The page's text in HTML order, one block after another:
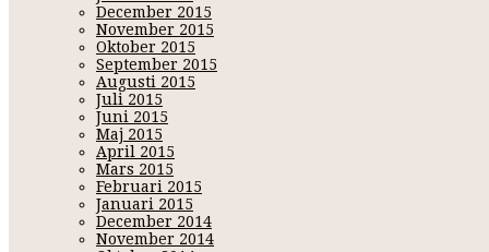
December 2015
November 2015
Oktober 2015
September 2015
Augusti 2015
Juli 2015
Juni 2015
Maj 2015
April 2015
Mars 2015
Februari 2015
Januari 2015
December 2014
November 2014